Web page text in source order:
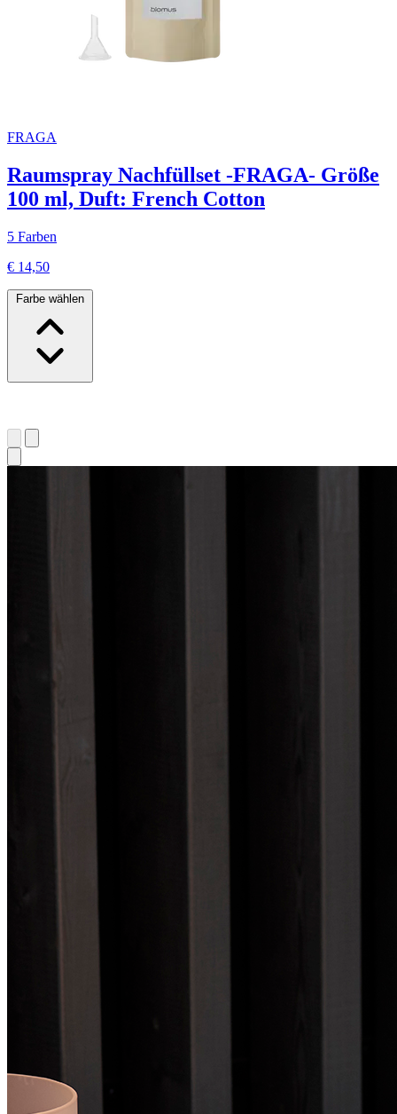
FRAGA
Raumspray Nachfüllset -FRAGA- Größe
100 ml, Duft: French Cotton
5 Farben
€ 14,50
Farbe wählen